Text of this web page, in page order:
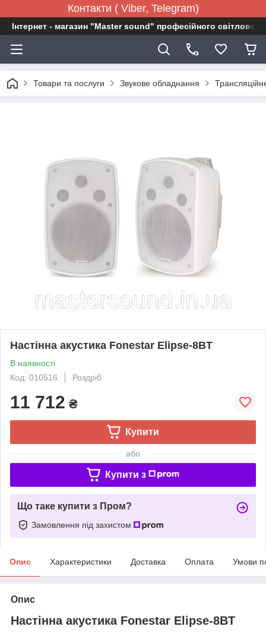
Контакти ( Viber, Telegram)
Інтернет - магазин "Master sound" професійного
Товари та послуги Звукове обладнання
Настінна акустика Fonestar Elipse-8BT
В наявності
Код: 010516
Роздріб
11 712 ₴
Купити
або
Купити з
Що таке купити з Пром?
Замовлення під захистом
Опис Характеристики Доставка Оплата Умови
Опис
Настінна акустика Fonestar Elipse-8BT